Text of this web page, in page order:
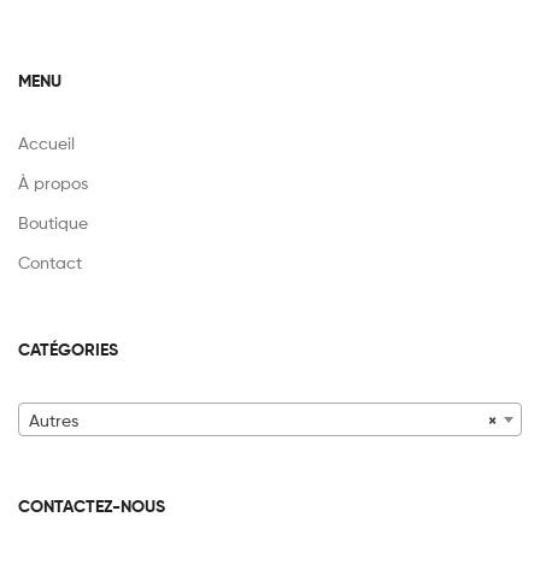
MENU
Accueil
À propos
Boutique
Contact
CATÉGORIES
×
Autres
CONTACTEZ-NOUS